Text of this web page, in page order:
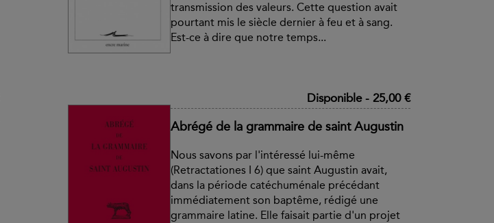
transmission des valeurs. Cette question avait
pourtant mis le siècle dernier à feu et à sang.
Est-ce à dire que notre temps...
Disponible- 25,00 €
Abrégé de la grammaire de saint Augustin
Nous savons par l'intéressé lui-même
(Retractationes I 6) que saint Augustin avait,
dans la période catéchuménale précédant
immédiatement son baptême, rédigé une
grammaire latine. Elle faisait partie d'un projet